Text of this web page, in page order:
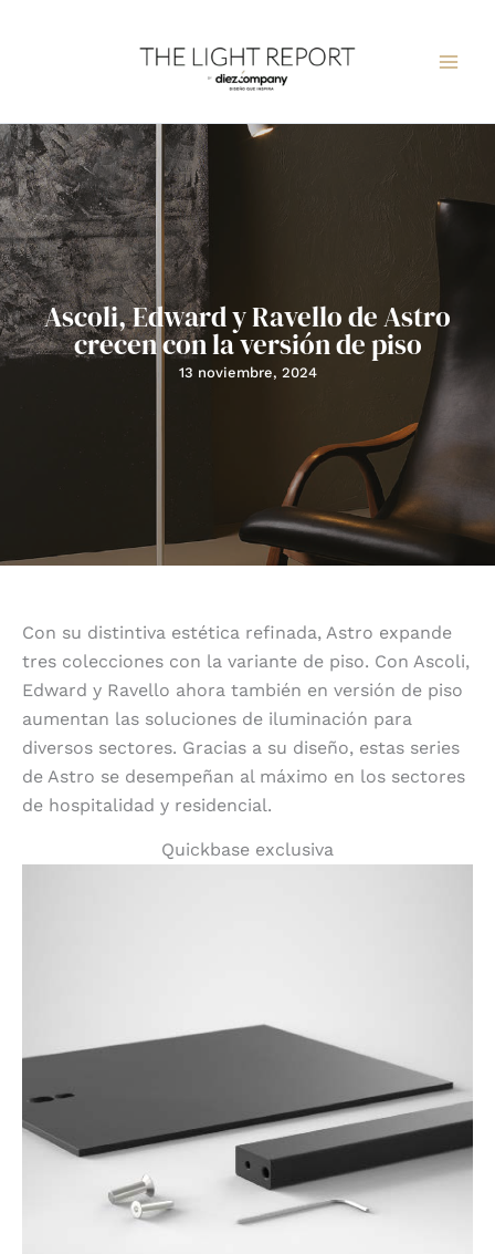
Ascoli, Edward y Ravello de Astro
crecen con la versión de piso
13 noviembre, 2024
Con su distintiva estética refinada, Astro expande
tres colecciones con la variante de piso. Con Ascoli,
Edward y Ravello ahora también en versión de piso
aumentan las soluciones de iluminación para
diversos sectores. Gracias a su diseño, estas series
de Astro se desempeñan al máximo en los sectores
de hospitalidad y residencial.
Quickbase exclusiva